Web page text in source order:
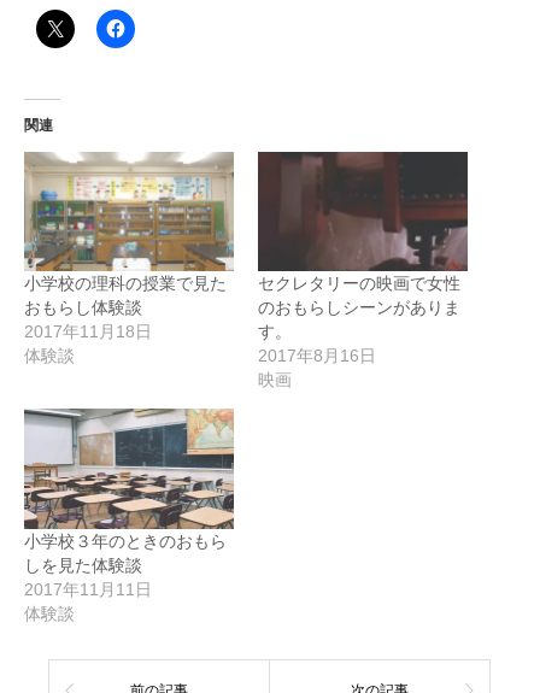
関連
小学校の理科の授業で見た
おもらし体験談
2017年11月18日
体験談
セクレタリーの映画で女性
のおもらしシーンがありま
す。
2017年8月16日
映画
小学校３年のときのおもら
しを見た体験談
2017年11月11日
体験談